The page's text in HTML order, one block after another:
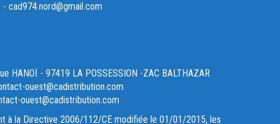
cad974.nord@gmail.com
HANOÏ - 97419 LA POSSESSION -ZAC BALTHAZAR
ouest@cadistribution.com
ouest@cadistribution.com
à la Directive 2006/112/CE modifiée le 01/01/2015, les